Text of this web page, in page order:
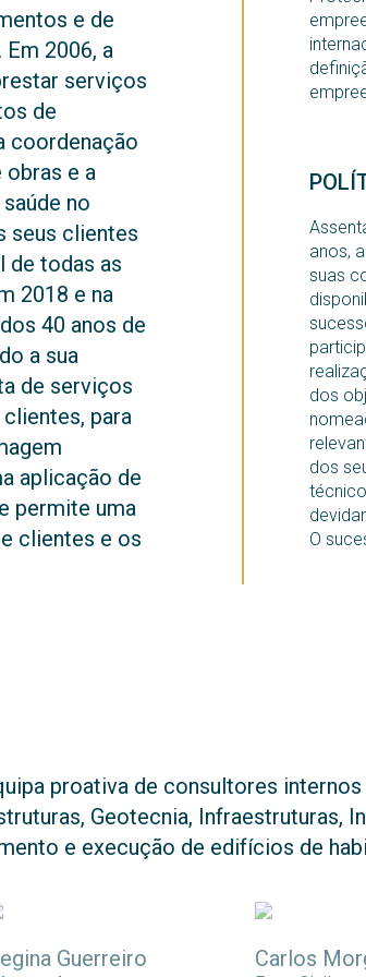
e de
2006, a
serviços
de
coordenação
e a
no
seus clientes
de todas as
2018 e na
40 anos de
a sua
de serviços
para
aplicação de
permite uma
clientes e os
anos,
suas
dos
dos
O
proativa de consultores
Geotecnia, Infraestruturas,
e execução de edifícios de
Guerreiro
Carlos